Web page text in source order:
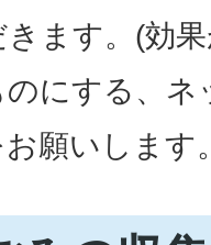
きます。(効
にする、
願いします